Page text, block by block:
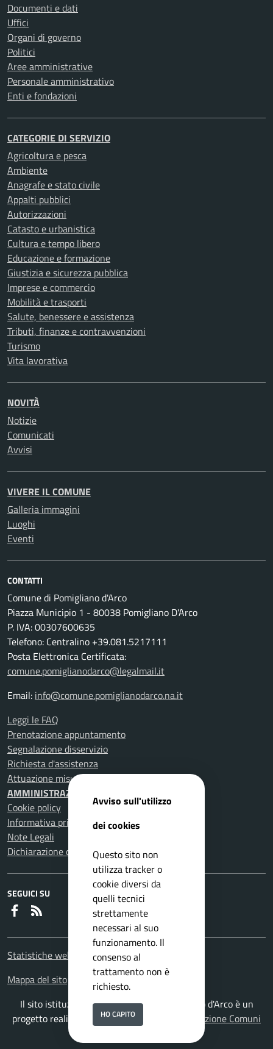
Documenti e dati
Uffici
Organi di governo
Politici
Aree amministrative
Personale amministrativo
Enti e fondazioni
CATEGORIE DI SERVIZIO
Agricoltura e pesca
Ambiente
Anagrafe e stato civile
Appalti pubblici
Autorizzazioni
Catasto e urbanistica
Cultura e tempo libero
Educazione e formazione
Giustizia e sicurezza pubblica
Imprese e commercio
Mobilità e trasporti
Salute, benessere e assistenza
Tributi, finanze e contravvenzioni
Turismo
Vita lavorativa
NOVITÀ
Notizie
Comunicati
Avvisi
VIVERE IL COMUNE
Galleria immagini
Luoghi
Eventi
CONTATTI
Comune di Pomigliano d'Arco
Piazza Municipio 1 - 80038 Pomigliano D'Arco
P. IVA: 00307600635
Telefono: Centralino +39.081.5217111
Posta Elettronica Certificata:
comune.pomiglianodarco@legalmail.it
Email: info@comune.pomiglianodarco.na.it
Leggi le FAQ
Prenotazione appuntamento
Segnalazione disservizio
Richiesta d'assistenza
Attuazione misure PNRR
AMMINISTRAZIONE TRASPARENTE
Cookie policy
Informativa privacy
Note Legali
Dichiarazione di accessibilità
SEGUICI SU
Faceboook
Statistiche web
Mappa del sito
Il sito istituzionale del Comune di Pomigliano d'Arco è un
progetto realizzato daISWEB S.p.A.
Soluzione Comuni
Avviso sull'utilizzo
dei cookies
Questo sito non
utilizza tracker o
cookie diversi da
quelli tecnici
strettamente
necessari al suo
funzionamento. Il
consenso al
trattamento non è
richiesto.
HO CAPITO